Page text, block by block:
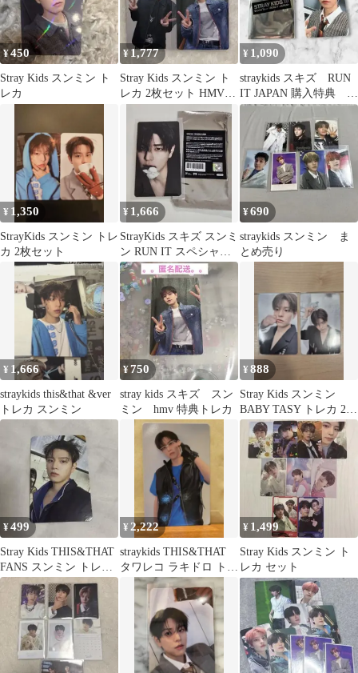
¥450
Stray Kids スンミン ト
レカ
¥1,777
Stray Kids スンミン ト
レカ 2枚セット HMV
ラキドロ X Y
¥ 1,090
straykids スキズ RUN
IT JAPAN 購入特典 ト
レカ スンミン
¥ 1,350
StrayKids スンミン トレ
カ 2枚セット
¥ 1,666
StrayKids スキズ スンミ
ン RUN IT スペシャル
トレカ ノーマル
¥690
straykids スンミン ま
とめ売り
¥ 1,666
straykids this&that &ver
トレカ スンミン
¥750
stray kids スキズ スン
ミン hmv 特典トレカ
¥888
Stray Kids スンミン
BABY TASY トレカ 2枚
セット
¥499
Stray Kids THIS&THAT
FANS スンミン トレカ
封入
¥ 2,222
straykids THIS&THAT
タワレコ ラキドロ トレ
カ スンミン
¥ 1,499
Stray Kids スンミン ト
レカ セット